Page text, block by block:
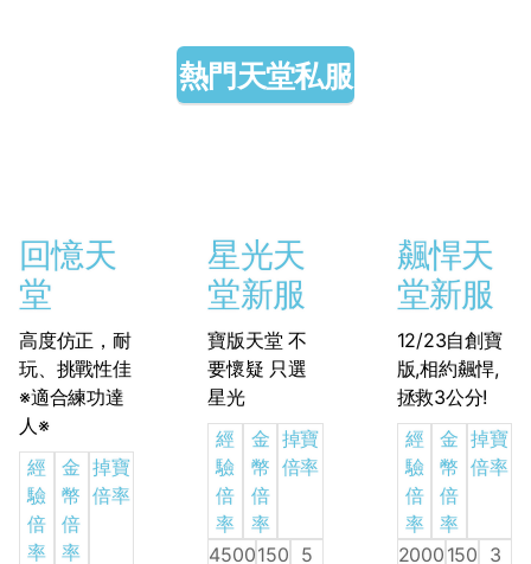
熱門天堂私服
回憶天
堂
高度仿正，耐
玩、挑戰性佳
※適合練功達
人※
經
驗
倍
率
金
幣
倍
率
掉寶
倍率
星光天
堂新服
寶版天堂 不
要懷疑 只選
星光
經
驗
倍
率
金
幣
倍
率
掉寶
倍率
4500150 5
飆悍天
堂新服
12/23自創寶
版,相約飆悍,
拯救3公分!
經
驗
倍
率
金
幣
倍
率
掉寶
倍率
2000 150 3